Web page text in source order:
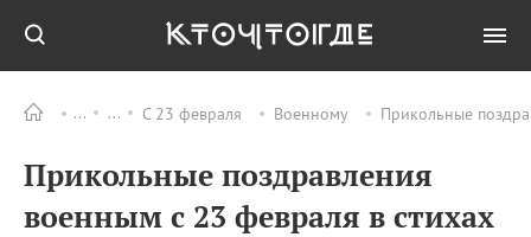
С 23 февраля Военному Прикольные
Прикольные поздравления
военным с 23 февраля в стихах
ПРАЗДНИКИ Все
08.08 День «Счастье
случается» (Happiness
Happens Day)